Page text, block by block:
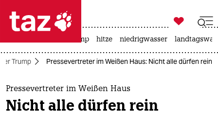
 taz zahl ich
taz zahl ich
themen
politik

taz zahl ich
usa unter trump hitze niedrigwasser
Trump Pressevertreter im Weißen Haus: Nicht alle dürfen rein
Pressevertreter im Weißen Haus
Nicht alle dürfen rein